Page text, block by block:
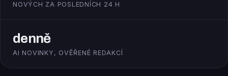
NOVÝCH ZA POSLEDNÍCH 24 H
denně
AI NOVINKY, OVĚŘENÉ REDAKCÍ